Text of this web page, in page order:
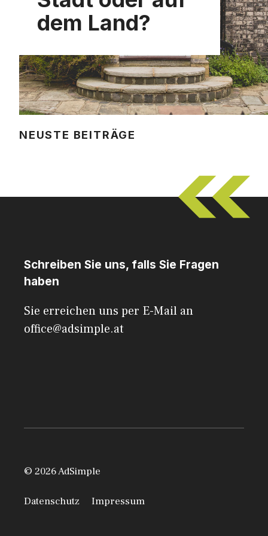
dem Land?
NEUSTE BEITRÄGE
Schreiben Sie uns, falls Sie Fragen
haben
Sie erreichen uns per E-Mail an
office@adsimple.at
© 2026 AdSimple
Datenschutz Impressum